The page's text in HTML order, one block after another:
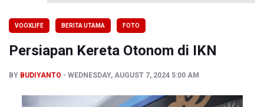
BRIN Pastikan Keamanan Data Proyek Satelit Lampung-1
BRIN Sebut Teknologi ANG Berpotensi Hemat Subsidi
VOOXLIFE BERITA UTAMA FOTO
Persiapan Kereta Otonom di IKN
BY BUDIYANTO WEDNESDAY, AUGUST 7, 2024 5:00 AM